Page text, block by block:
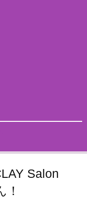
Salon
！